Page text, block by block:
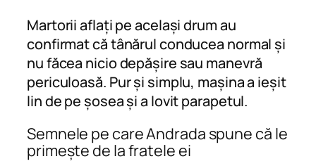
Martorii aflați pe același drum au
confirmat că tânărul conducea normal și
nu făcea nicio depășire sau manevră
periculoasă. Pur și simplu, mașina a ieșit
lin de pe șosea și a lovit parapetul.
Semnele pe care Andrada spune că le
primește de la fratele ei